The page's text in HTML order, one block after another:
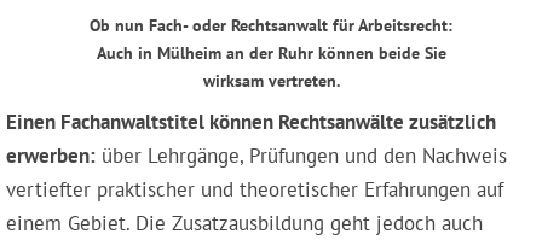
Ob nun Fach- oder Rechtsanwalt für Arbeitsrecht:
Auch in Mülheim an der Ruhr können beide Sie
wirksam vertreten.
Einen Fachanwaltstitel können Rechtsanwälte zusätzlich
erwerben: über Lehrgänge, Prüfungen und den Nachweis
vertiefter praktischer und theoretischer Erfahrungen auf
einem Gebiet. Die Zusatzausbildung geht jedoch auch